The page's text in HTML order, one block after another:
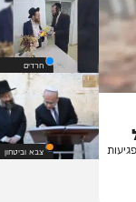
חדשות
חרדים